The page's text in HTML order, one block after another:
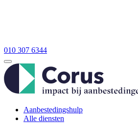
010 307 6344
Aanbestedingshulp
Alle diensten